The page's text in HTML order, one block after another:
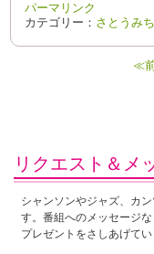
パーマリンク
カテゴリー： さとうみ
≪
リクエスト＆メ
シャンソンやジャズ、カ
す。番組へのメッセージ
プレゼントをさしあげてい